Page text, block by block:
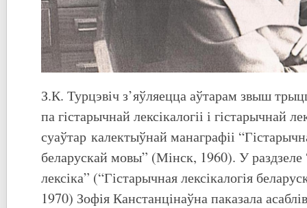
З.К. Турцэвіч з’яўляецца аўтарам звыш
па гістарычнай лексікалогіі і гістарычнай
суаўтар калектыўнай манаграфіі
беларускай мовы” (Мінск, 1960). У раздзеле
лексіка” (“Гістарычная лексікалогія
1970) Зофія Канстанцінаўна паказала